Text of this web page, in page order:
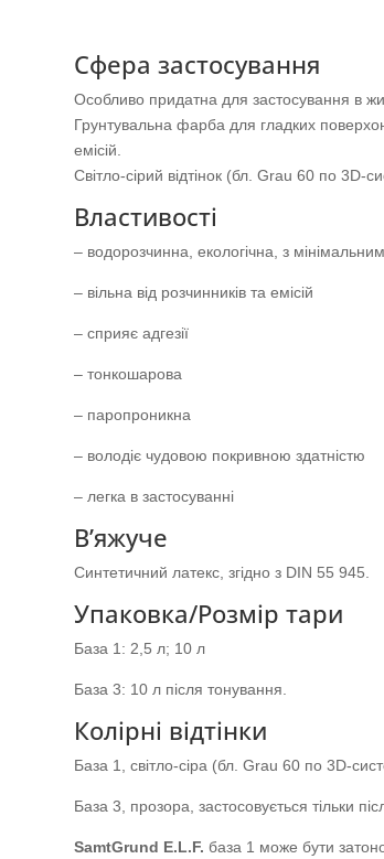
Сфера застосування
Oсобливо придатна для застосування в
Грунтувальна фарба для гладких
емісій.
Світло-сірий відтінок (бл. Grau 60 по 3D-
Властивості
– водорозчинна, екологічна, з
– вільна від розчинників та емісій
– сприяє адгезії
– тонкошарова
– паропроникна
– володіє чудовою покривною здатністю
– легка в застосуванні
В’яжуче
Синтетичний латекс, згідно з DIN 55 945.
Упаковка/Розмір тари
База 1: 2,5 л; 10 л
База 3: 10 л після тонування.
Колірні відтінки
База 1, світло-сіра (бл. Grau 60 по 3D-
База 3, прозора, застосовується тільки
SamtGrund E.L.F.база 1 може бути